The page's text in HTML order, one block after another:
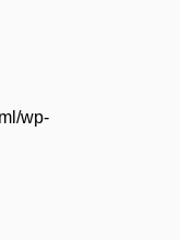
wp-